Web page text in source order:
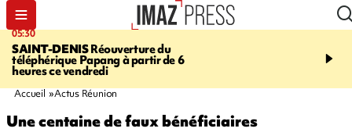
05:30
SAINT-DENISRéouverture du
téléphérique Papang à partir de 6
heures ce vendredi
07:00
Un vendredi
Accueil Actus Réunion
Une centaine de faux bénéficiaires